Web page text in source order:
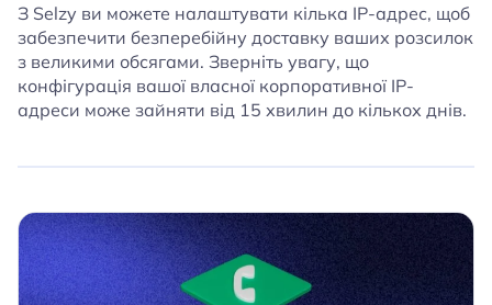
З Selzy ви можете налаштувати кілька IP-адрес, щоб
забезпечити безперебійну доставку ваших розсилок
з великими обсягами. Зверніть увагу, що
конфігурація вашої власної корпоративної IP-
адреси може зайняти від 15 хвилин до кількох днів.